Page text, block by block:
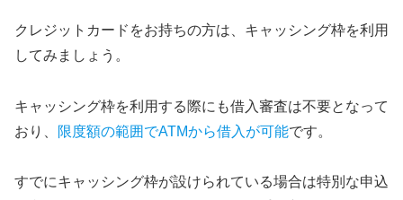
クレジットカードをお持ちの方は、キャッシング枠を利用
してみましょう。
キャッシング枠を利用する際にも借入審査は不要となって
おり、
限度額の範囲でATMから借入が可能です。
すでにキャッシング枠が設けられている場合は特別な申込